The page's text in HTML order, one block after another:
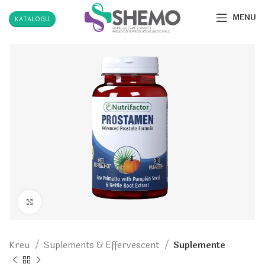
KATALOGU MENU
Click to enlarge
Kreu Suplements & Effervescent Suplemente